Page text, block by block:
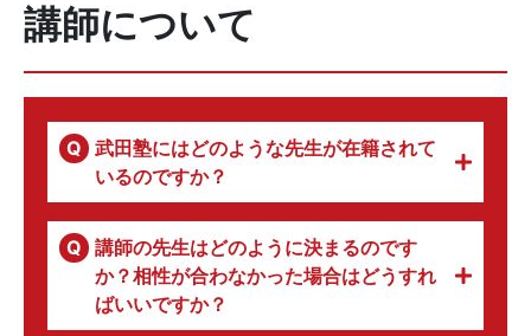
講師について
武田塾にはどのような先生が在籍されて
いるのですか？
講師の先生はどのように決まるのです
か？相性が合わなかった場合はどうすれ
ばいいですか？